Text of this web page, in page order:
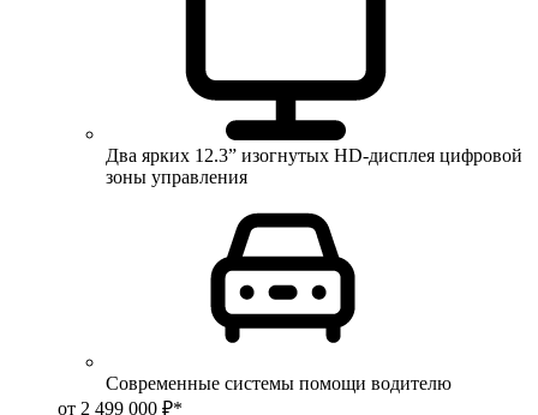
Два ярких 12.3” изогнутых HD-дисплея цифровой
зоны управления
Современные системы помощи водителю
от 2 499 000 ₽*